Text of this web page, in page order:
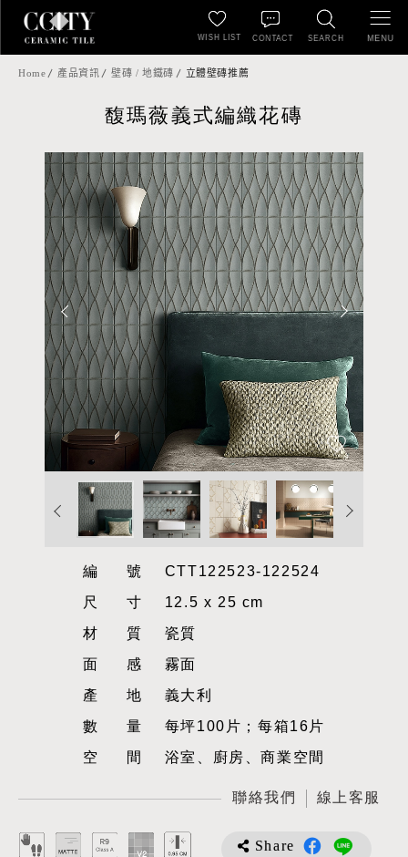
SEARCH
WISH LIST CONTACT MENU
Home 產品資訊 壁磚 / 地鐵磚 立體壁磚推薦
馥瑪薇義式編織花磚
編號CTT122523-122524
尺寸12.5 x 25 cm
材質瓷質
面感霧面
產地義大利
數量每坪100片；每箱16片
空間浴室、廚房、商業空間
聯絡我們 線上客服
Share